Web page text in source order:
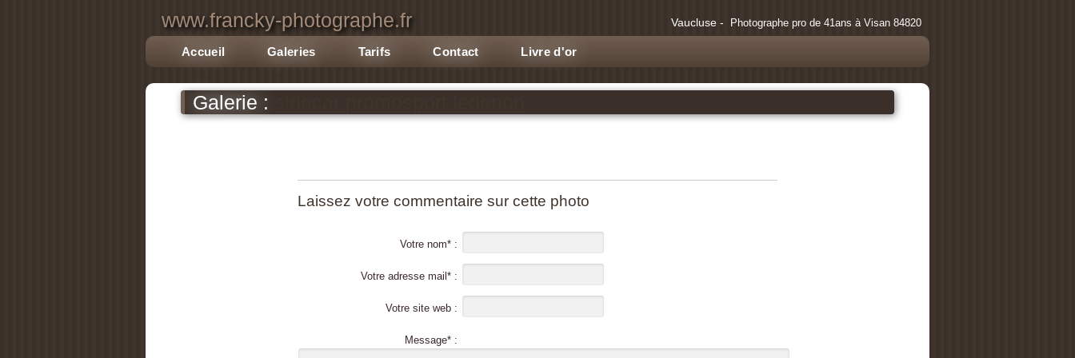
Vaucluse - Photographe pro de 41ans à Visan 84820
www.francky-photographe.fr
Accueil Galeries Tarifs Contact Livre d'or
Galerie :
Laissez votre commentaire sur cette photo
Votre nom* :
Votre adresse mail* :
Votre site web :
Message* :